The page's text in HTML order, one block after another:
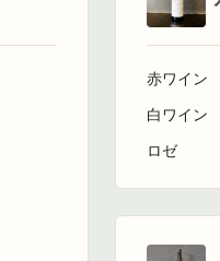
赤ワイン
白ワイン
ロゼ